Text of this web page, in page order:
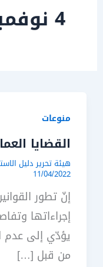
4 نوفمبر، 2022
منوعات
القضايا
هيئة تحرير دليل
11/04/2022
إنّ تطور
إجراءاتها
يؤدّي إلى عدم
من قبل […]